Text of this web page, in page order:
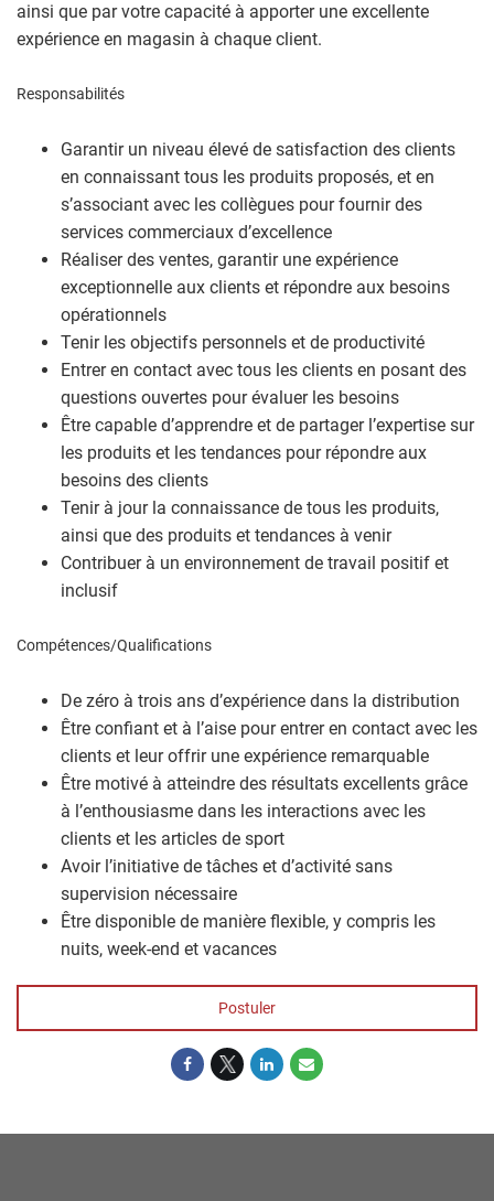
ainsi que par votre capacité à apporter une excellente
expérience en magasin à chaque client.
Responsabilités
Garantir un niveau élevé de satisfaction des clients
en connaissant tous les produits proposés, et en
s’associant avec les collègues pour fournir des
services commerciaux d’excellence
Réaliser des ventes, garantir une expérience
exceptionnelle aux clients et répondre aux besoins
opérationnels
Tenir les objectifs personnels et de productivité
Entrer en contact avec tous les clients en posant des
questions ouvertes pour évaluer les besoins
Être capable d’apprendre et de partager l’expertise sur
les produits et les tendances pour répondre aux
besoins des clients
Tenir à jour la connaissance de tous les produits,
ainsi que des produits et tendances à venir
Contribuer à un environnement de travail positif et
inclusif
Compétences/Qualifications
De zéro à trois ans d’expérience dans la distribution
Être confiant et à l’aise pour entrer en contact avec les
clients et leur offrir une expérience remarquable
Être motivé à atteindre des résultats excellents grâce
à l’enthousiasme dans les interactions avec les
clients et les articles de sport
Avoir l’initiative de tâches et d’activité sans
supervision nécessaire
Être disponible de manière flexible, y compris les
nuits, week-end et vacances
Postuler